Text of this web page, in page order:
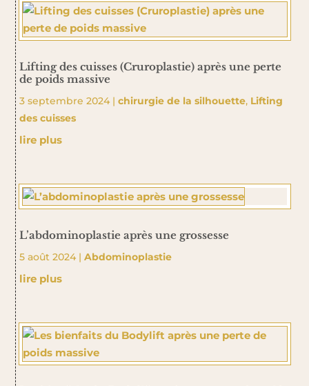
Lifting des cuisses (Cruroplastie) après une perte
de poids massive
3 septembre 2024| chirurgie de la silhouette, Lifting
des cuisses
lire plus
L’abdominoplastie après une grossesse
5 août 2024| Abdominoplastie
lire plus